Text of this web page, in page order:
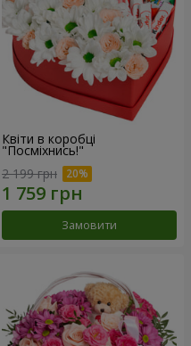
Квіти в коробці
"Посміхнись!"
2 199 грн
Замовити